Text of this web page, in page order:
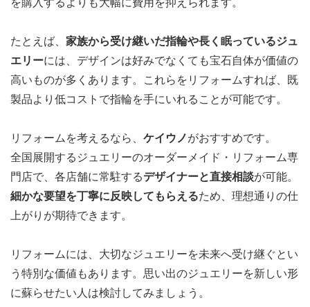
を購入するよりも大幅に費用を抑えられます。
たとえば、 家族から受け継いだ指輪や長く眠っているジュ
エリーには、デザインは好みでなくても宝石自体が価値の
高いものが多くあります。これらをリフォームすれば、既
製品より低コストで指輪を手にいれることが可能です。
リフォームを考えるなら、 ケイウノがおすすめです。
全国展開するジュエリーのオーダーメイド・リフォーム専
門店で、各店舗に常駐するデザイナーと直接相談が可能。
細かな要望を丁寧に反映してもらえるため、理想通りの仕
上がりが期待できます。
リフォームには、大切なジュエリーを未来へ受け継ぐとい
う特別な価値もあります。思い出のジュエリーを新しい形
に蘇らせたい人は検討してみましょう。